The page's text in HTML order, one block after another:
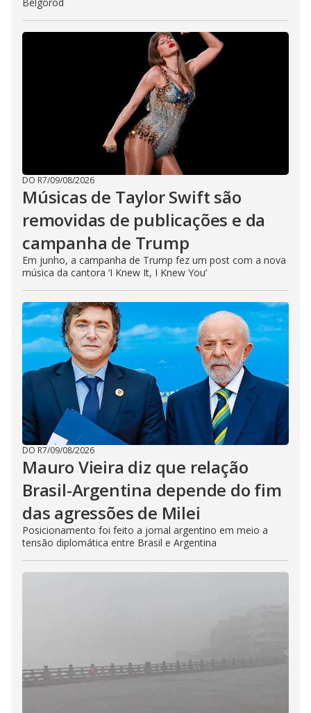
DO R7/09/08/2026
Músicas de Taylor Swift são
removidas de publicações e da
campanha de Trump
Em junho, a campanha de Trump fez um post com a nova
música da cantora ‘I Knew It, I Knew You’
DO R7/09/08/2026
Mauro Vieira diz que relação
Brasil-Argentina depende do fim
das agressões de Milei
Posicionamento foi feito a jornal argentino em meio a
tensão diplomática entre Brasil e Argentina